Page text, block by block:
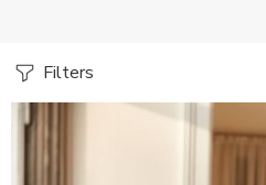
Filters